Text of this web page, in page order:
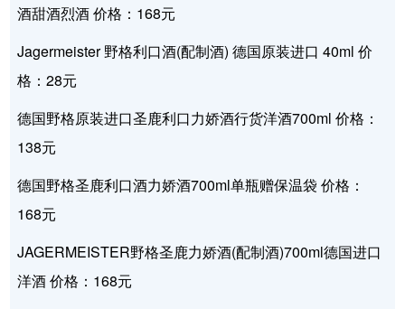
酒甜酒烈酒 价格：168元
Jagermeister 野格利口酒(配制酒) 德国原装进口 40ml 价
格：28元
德国野格原装进口圣鹿利口力娇酒行货洋酒700ml 价格：
138元
德国野格圣鹿利口酒力娇酒700ml单瓶赠保温袋 价格：
168元
JAGERMEISTER野格圣鹿力娇酒(配制酒)700ml德国进口
洋酒 价格：168元